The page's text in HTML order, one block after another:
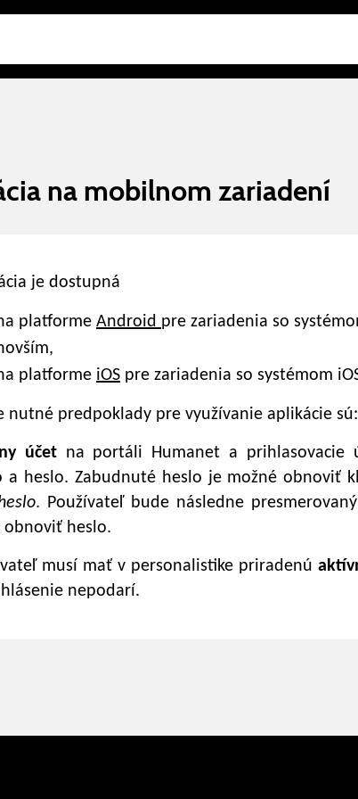
na mobilnom zariadení
je dostupná
platforme Android pre zariadenia so
platforme iOS pre zariadenia so systémom
nutné predpoklady pre využívanie aplikácie sú:
účetna portáli Humanet a prihlasovacie
a heslo. Zabudnuté heslo je možné obnoviť
. Používateľ bude následne
obnoviť heslo.
musí mať v personalistike priradenú
nepodarí.